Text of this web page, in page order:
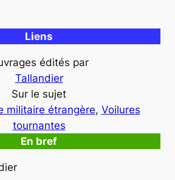
Liens
édités par
Tallandier
Sur le sujet
militaire étrangère, Voilures
tournantes
En bref